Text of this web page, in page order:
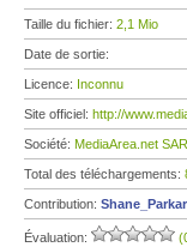
Taille du fichier: 2,1 Mio
Date de sortie:
Licence: Inconnu
Site officiel: http://
Société: MediaArea.net
Total des téléchargements:
Contribution: Shane_Parkar
Évaluation: